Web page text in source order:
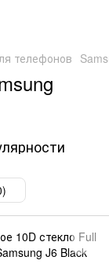
телефонов